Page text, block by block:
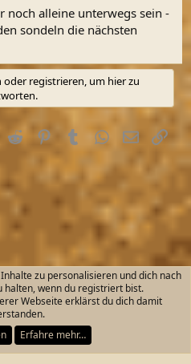
noch alleine unterwegs sein -
sondeln die nächsten
registrieren, um hier zu
LinkedInReddit PinterestTumblrWhatsApp
E-MailLink
Datenschutz
R
S
2010-2026 XenForo Ltd.
zu personalisieren und dich nach
halten, wenn du registriert bist.
Webseite erklärst du dich damit
Erfahre mehr…